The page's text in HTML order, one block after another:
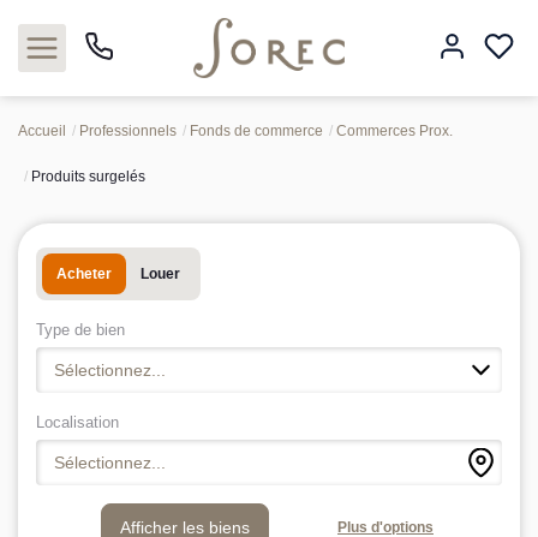
Louer
Estimer
Neuf
Gestion
Syndic
Accueil Professionnels Fonds de commerce Commerces Prox.
Produits surgelés
Acheter Louer
Type de bien
Sélectionnez...
Localisation
Sélectionnez...
Plus d'options